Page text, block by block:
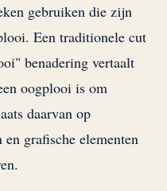
gebruiken die zijn
Een traditionele cut
benadering vertaalt
oogplooi is om
daarvan op
grafische elementen